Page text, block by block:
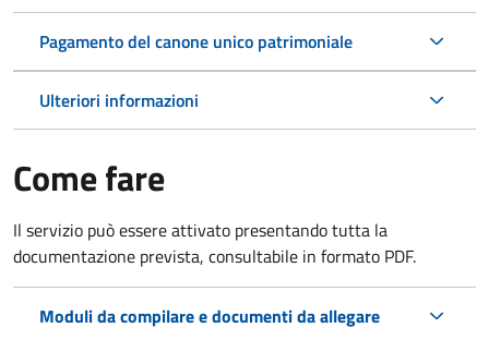
Pagamento del canone unico patrimoniale
Ulteriori informazioni
Come fare
Il servizio può essere attivato presentando tutta la
documentazione prevista, consultabile in formato PDF.
Moduli da compilare e documenti da allegare